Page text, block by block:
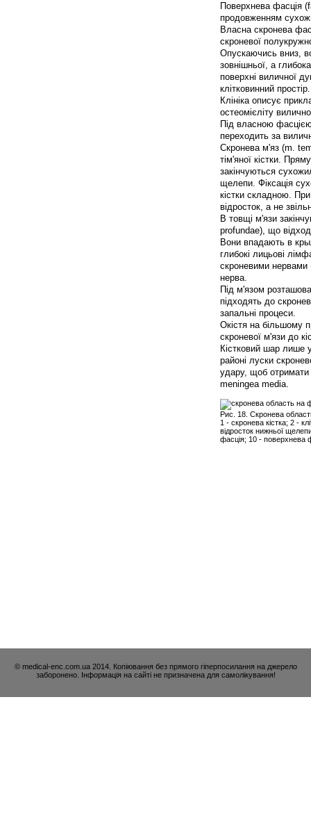
Поверхнева фасція
продовженням
Власна скронева
скроневої
Опускаючись вниз,
зовнішньої, а
поверхні виличної
клітковинний простір.
Клініка описує
остеомієліту
Під власною
переходить за
Скронева м'яз (m.
тім'яної кістки.
закінчуються
щелепи. Фіксація
кістки складною.
відросток, а не
В товщі м'язи
profundae), що
Вони впадають в
глибокі лицьові
скроневими нервами
нерва.
Під м'язом
підходять до
запальні процеси.
Окістя на більшому
скроневої м'язи до
Кістковий шар лише
районі луски
удару, щоб отримати
meningea media.
Рис. 18. Скронева
1 - скронева кістка; 2 -
відросток нижньої
фасція; 10 - поверхнева
© medical-enc.com.ua 2014. Копіювання без прямого гіперпосилання на джерело
заборонено. Інформація на сайті не призначена для самолікування!